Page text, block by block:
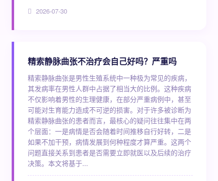
2026-07-30
精索静脉曲张不治疗会自己好吗？严重吗
精索静脉曲张是男性生殖系统中一种极为常见的疾病，
其发病率在男性人群中占据了相当大的比例。这种疾病
不仅影响着男性的生理健康，在部分严重病例中，甚至
可能对生育能力造成不可逆的损害。对于许多被诊断为
精索静脉曲张的患者而言，最核心的疑问往往集中在两
个层面：一是病情是否会随着时间推移自行好转，二是
如果不加干预，病情发展到何种程度才算严重。这两个
问题直接关系到患者是否需要立即就医以及后续的治疗
决策。本文将基于...